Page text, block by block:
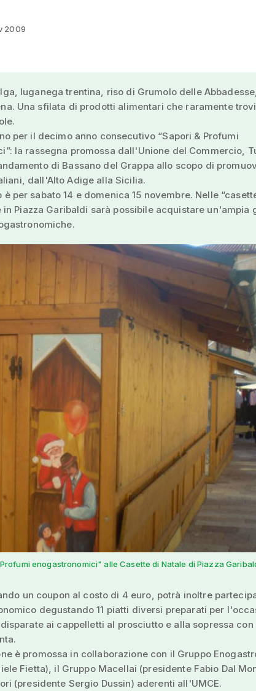
2009
luganega trentina, riso di Grumolo delle
Una sfilata di prodotti alimentari che raramente
per il decimo anno consecutivo “Sapori & Profumi
la rassegna promossa dall'Unione del Commercio,
di Bassano del Grappa allo scopo di
dall'Alto Adige alla Sicilia.
è per sabato 14 e domenica 15 novembre. Nelle
in Piazza Garibaldi sarà possibile acquistare un'ampia
enogastronomici" alle Casette di Natale di Piazza
un coupon al costo di 4 euro, potrà inoltre
degustando 11 piatti diversi preparati per
ai cappelletti al prosciutto e alla sopressa con
è promossa in collaborazione con il Gruppo
Fietta), il Gruppo Macellai (presidente Fabio Dal
(presidente Sergio Dussin) aderenti all'UMCE.